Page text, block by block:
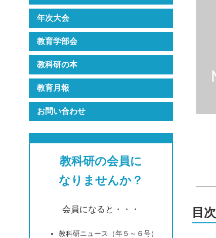
目次
年次大会
教育学部会
教科研の本
教育月報
お問い合わせ
教科研の会員に
なりませんか？
会員になると・・・
教科研ニュース（年５～６号）